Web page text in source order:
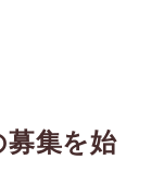
集を始